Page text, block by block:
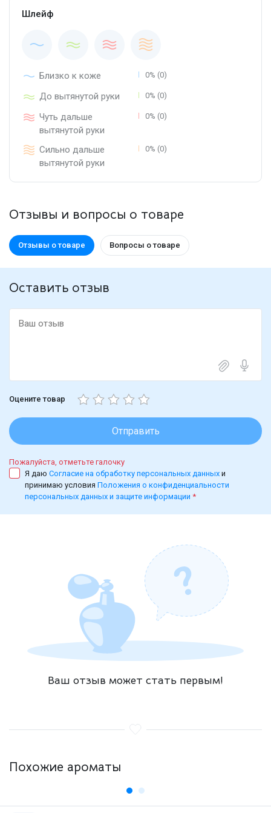
Шлейф
Близко к коже 0% (0)
До вытянутой руки 0% (0)
Чуть дальше
вытянутой руки
0% (0)
Сильно дальше
вытянутой руки
0% (0)
Отзывы и вопросы о товаре
Отзывы о товаре Вопросы о товаре
Оставить отзыв
Оцените товар
Отправить
Пожалуйста, отметьте галочку
Я даю Согласие на обработку персональных данных и
принимаю условия Положения о конфиденциальности
персональных данных и защите информации *
Ваш отзыв может стать первым!
Похожие ароматы